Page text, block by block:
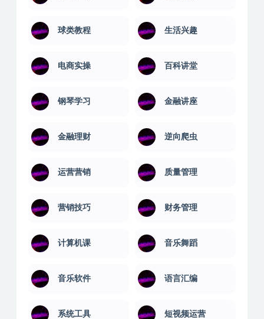
球类教程 生活兴趣
电商实操 百科讲堂
钢琴学习 金融讲座
金融理财 逆向爬虫
运营营销 质量管理
营销技巧 财务管理
计算机课 音乐舞蹈
音乐软件 语言汇编
系统工具 短视频运营